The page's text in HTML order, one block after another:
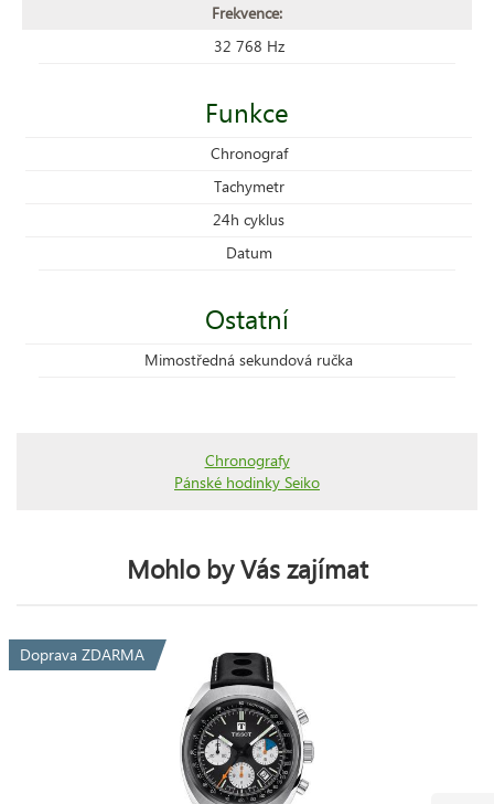
Frekvence:
32 768 Hz
Funkce
Chronograf
Tachymetr
24h cyklus
Datum
Ostatní
Mimostředná sekundová ručka
Chronografy
Pánské hodinky Seiko
Mohlo by Vás zajímat
Doprava ZDARMA